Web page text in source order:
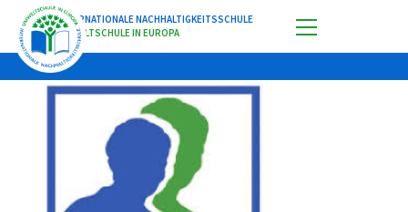
INTERNATIONALE NACHHALTIGKEITSSCHULE
UMWELTSCHULE IN EUROPA